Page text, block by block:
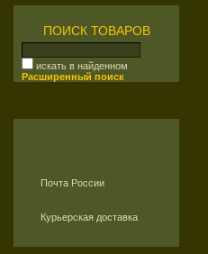
ПОИСК ТОВАРОВ
искать в найденном
Расширенный поиск
Почта России
Курьерская доставка